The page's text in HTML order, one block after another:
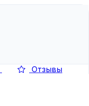
Отзывы